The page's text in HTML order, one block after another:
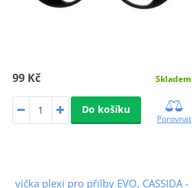
99 Kč Skladem
Do košíku
Porovnat
víčka plexi pro přilby EVO, CASSIDA -